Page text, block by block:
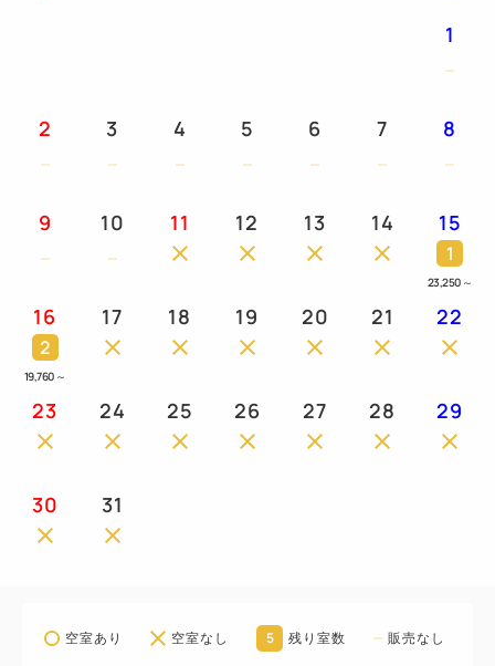
1
2 3 4 5 6 7 8
9 10 11 12 13 14 15
1
23,250 ～
16
2
19,760 ～
17 18 19 20 21 22
23 24 25 26 27 28 29
30 31
空室あり 空室なし 5 残り室数 販売なし